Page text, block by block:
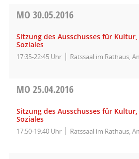
MO 30.05.2016
Sitzung des Ausschusses für
Soziales
17:35-22:45 Uhr Ratssaal im Rathaus,
MO 25.04.2016
Sitzung des Ausschusses für
Soziales
17:50-19:40 Uhr Ratssaal im Rathaus,